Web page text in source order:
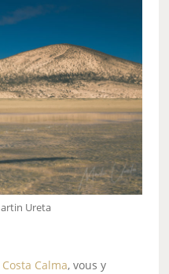
Ureta
Costa Calma, vous y